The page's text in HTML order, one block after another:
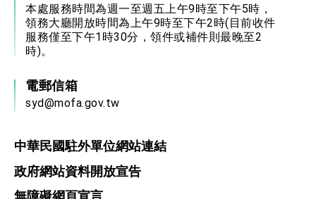
本處服務時間為週一至週五上午9時至下午5時，
領務大廳開放時間為上午9時至下午2時(目前收件
服務僅至下午1時30分，領件或補件則最晚至2
時)。
電郵信箱
syd@mofa.gov.tw
中華民國駐外單位網站連結
政府網站資料開放宣告
無障礙網頁宣言